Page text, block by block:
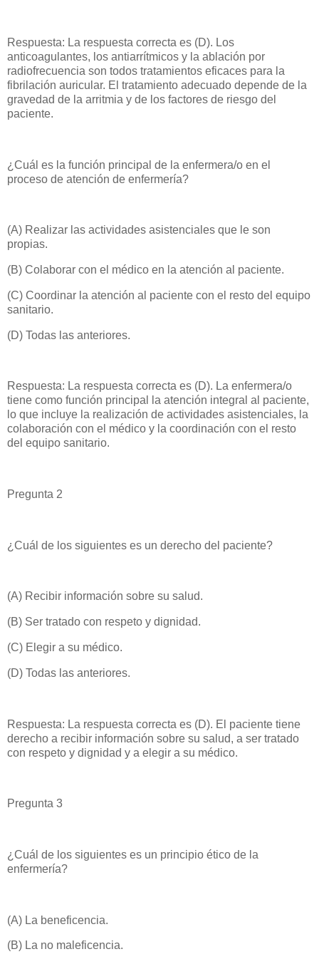
Respuesta: La respuesta correcta es (D). Los
anticoagulantes, los antiarrítmicos y la ablación por
radiofrecuencia son todos tratamientos eficaces para la
fibrilación auricular. El tratamiento adecuado depende de la
gravedad de la arritmia y de los factores de riesgo del
paciente.
¿Cuál es la función principal de la enfermera/o en el
proceso de atención de enfermería?
(A) Realizar las actividades asistenciales que le son
propias.
(B) Colaborar con el médico en la atención al paciente.
(C) Coordinar la atención al paciente con el resto del equipo
sanitario.
(D) Todas las anteriores.
Respuesta: La respuesta correcta es (D). La enfermera/o
tiene como función principal la atención integral al paciente,
lo que incluye la realización de actividades asistenciales, la
colaboración con el médico y la coordinación con el resto
del equipo sanitario.
Pregunta 2
¿Cuál de los siguientes es un derecho del paciente?
(A) Recibir información sobre su salud.
(B) Ser tratado con respeto y dignidad.
(C) Elegir a su médico.
(D) Todas las anteriores.
Respuesta: La respuesta correcta es (D). El paciente tiene
derecho a recibir información sobre su salud, a ser tratado
con respeto y dignidad y a elegir a su médico.
Pregunta 3
¿Cuál de los siguientes es un principio ético de la
enfermería?
(A) La beneficencia.
(B) La no maleficencia.